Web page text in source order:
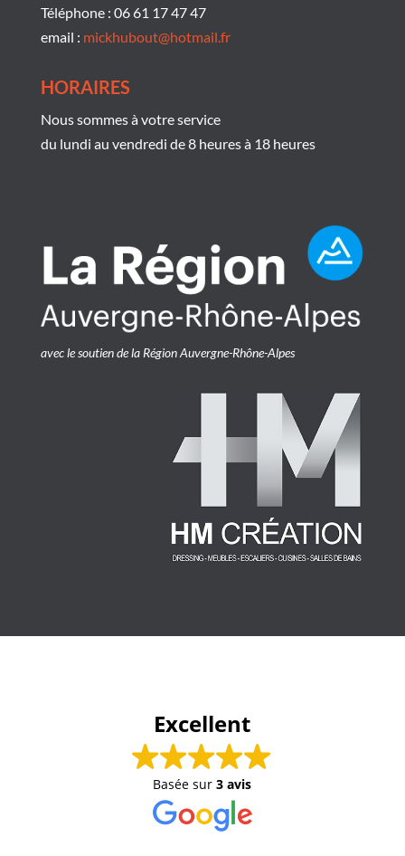
Téléphone : 06 61 17 47 47
email : mickhubout@hotmail.fr
HORAIRES
Nous sommes à votre service
du lundi au vendredi de 8 heures à 18 heures
avec le soutien de la Région Auvergne-Rhône-Alpes
Excellent
Basée sur3 avis